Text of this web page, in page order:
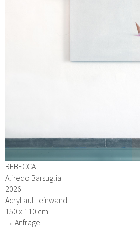
REBECCA
Alfredo Barsuglia
2026
Acryl auf Leinwand
150 x 110 cm
→ Anfrage